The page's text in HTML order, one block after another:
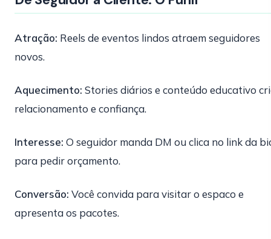
Atração: Reels de eventos lindos atraem seguidores
novos.
Aquecimento: Stories diários e conteúdo educativo
relacionamento e confiança.
Interesse: O seguidor manda DM ou clica no link da
para pedir orçamento.
Conversão: Você convida para visitar o espaco e
apresenta os pacotes.